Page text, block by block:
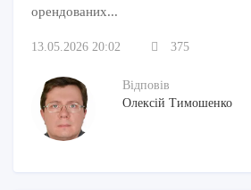
орендованих...
13.05.2026 20:02 375
Відповів
Олексій Тимошенко